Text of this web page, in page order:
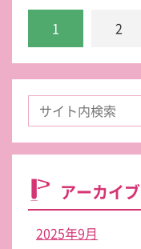
1 2
アーカイブ
2025年9月